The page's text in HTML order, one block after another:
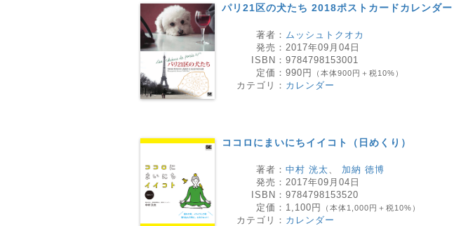
パリ21区の犬たち 2018ポストカードカレンダー
著者： ムッシュトクオカ
発売： 2017年09月04日
ISBN： 9784798153001
定価： 990円 （本体900円＋税10%）
カテゴリ： カレンダー
ココロにまいにちイイコト（日めくり）
著者： 中村 洸太
加納 徳博
発売： 2017年09月04日
ISBN： 9784798153520
定価： 1,100円 （本体1,000円＋税10%）
カテゴリ： カレンダー